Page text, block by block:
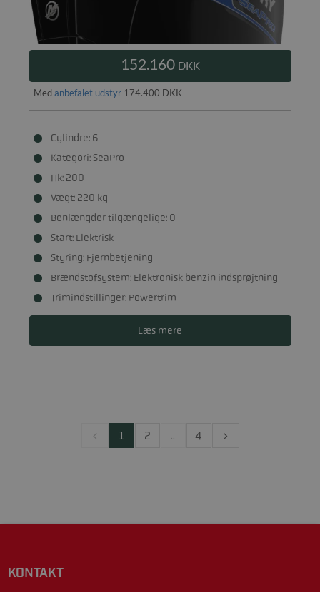
152.160 DKK
Med anbefalet udstyr174.400 DKK
Cylindre: 6
Kategori: SeaPro
Hk: 200
Vægt: 220 kg
Benlængder tilgængelige: 0
Start: Elektrisk
Styring: Fjernbetjening
Brændstofsystem: Elektronisk benzin indsprøjtning
Trimindstillinger: Powertrim
Læs mere
1 2 .. 4
KONTAKT